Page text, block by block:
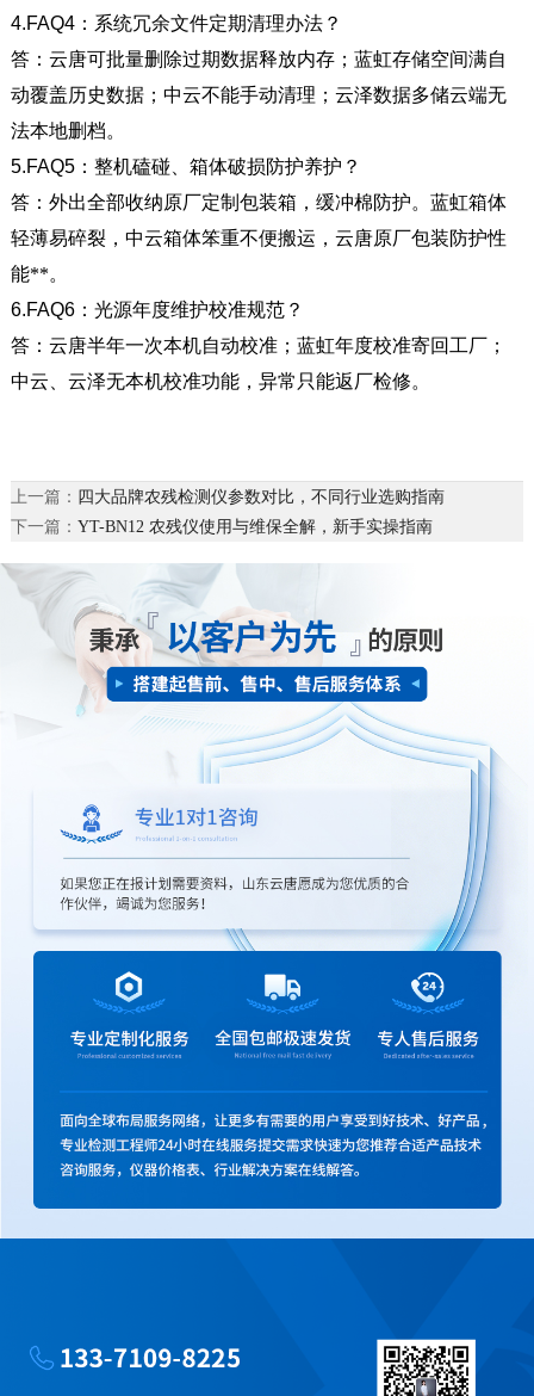
4.FAQ4：系统冗余文件定期清理办法？
答：云唐可批量删除过期数据释放内存；蓝虹存储空间满自
动覆盖历史数据；中云不能手动清理；云泽数据多储云端无
法本地删档。
5.FAQ5：整机磕碰、箱体破损防护养护？
答：外出全部收纳原厂定制包装箱，缓冲棉防护。蓝虹箱体
轻薄易碎裂，中云箱体笨重不便搬运，云唐原厂包装防护性
能**。
6.FAQ6：光源年度维护校准规范？
答：云唐半年一次本机自动校准；蓝虹年度校准寄回工厂；
中云、云泽无本机校准功能，异常只能返厂检修。
上一篇： 四大品牌农残检测仪参数对比，不同行业选购指南
下一篇： YT-BN12 农残仪使用与维保全解，新手实操指南